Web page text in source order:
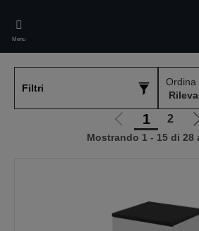
main
content
Menu
Filtri
Ordina
Vai
alla
1 2
Mostrando 1 - 15 di 28